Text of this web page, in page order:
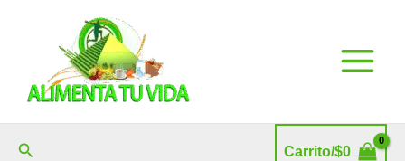
Buscar Carrito/$0